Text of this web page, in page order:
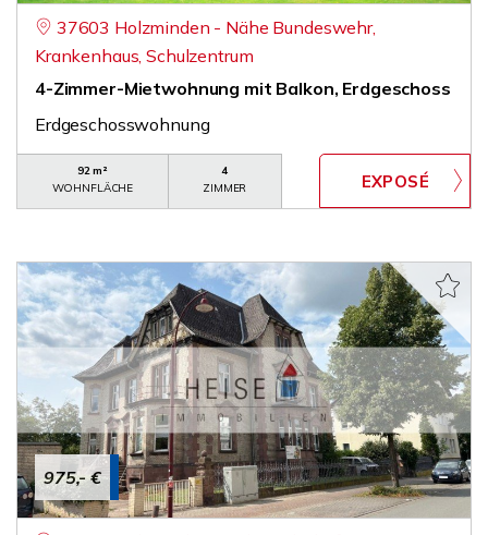
37603 Holzminden - Nähe Bundeswehr,
Krankenhaus, Schulzentrum
4-Zimmer-Mietwohnung mit Balkon, Erdgeschoss
Erdgeschosswohnung
92 m²
WOHNFLÄCHE
4
ZIMMER
975,- €